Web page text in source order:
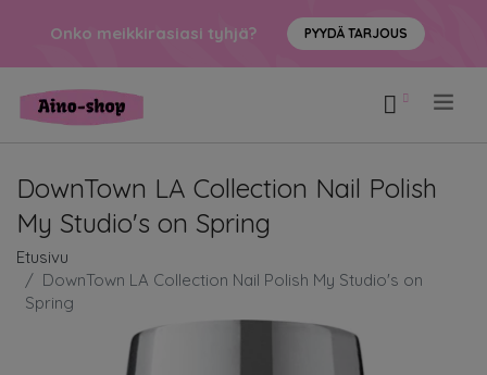
Onko meikkirasiasi tyhjä? PYYDÄ TARJOUS
DownTown LA Collection Nail Polish
My Studio's on Spring
Etusivu
DownTown LA Collection Nail Polish My Studio's on
Spring